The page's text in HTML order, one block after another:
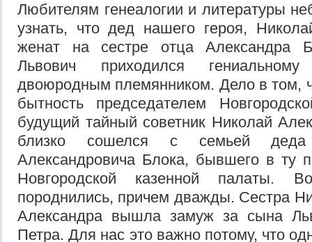
Любителям генеалогии и литературы
узнать, что дед нашего героя,
женат на сестре отца Александра
Львович приходился
двоюродным племянником. Дело в том,
бытность председателем
будущий тайный советник Николай
близко сошелся с семьей
Александровича Блока, бывшего в ту
Новгородской казенной
породнились, причем дважды. Сестра
Александра вышла замуж за сына
Петра. Для нас это важно потому, что